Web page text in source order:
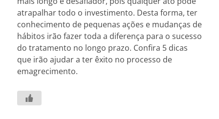
atrapalhar todo o investimento. Desta forma, ter
conhecimento de pequenas ações e mudanças de
hábitos irão fazer toda a diferença para o sucesso
do tratamento no longo prazo. Confira 5 dicas
que irão ajudar a ter êxito no processo de
emagrecimento.